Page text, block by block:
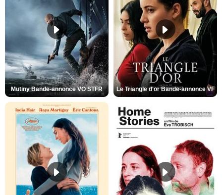
Mutiny Bande-annonce VO STFR Le Triangle d'or Bande-annonce VF